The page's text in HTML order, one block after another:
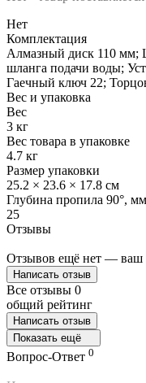
Нет
Комплектация
Алмазный диск 110 мм;
шланга подачи воды;
Гаечный ключ 22;
Вес и упаковка
Вес
3 кг
Вес товара в упаковке
4.7 кг
Размер упаковки
25.2 × 23.6 × 17.8 см
Глубина пропила 90°, мм
25
Отзывы
Отзывов ещё нет — ваш
Написать отзыв
Все отзывы 0
общий рейтинг
Написать отзыв
Показать ещё
Вопрос-Ответ 0